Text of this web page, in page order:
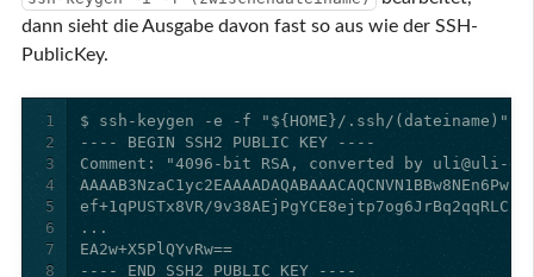
dann sieht die Ausgabe davon fast so aus wie der SSH-
PublicKey.
1
2
3
4
5
6
7
8